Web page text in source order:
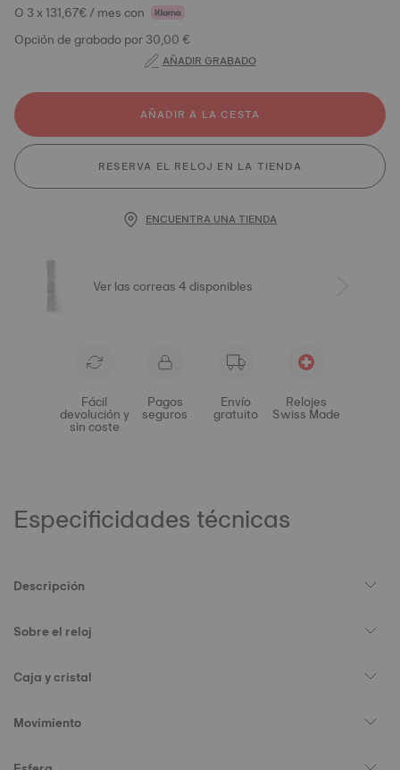
O 3 x 131,67€ / mes con
Opción de grabado por 30,00 €
AÑADIR GRABADO
AÑADIR A LA CESTA
RESERVA EL RELOJ EN LA TIENDA
ENCUENTRA UNA TIENDA
Ver las correas 4 disponibles
Fácil
devolución y
sin coste
Pagos
seguros
Envío
gratuito
Relojes
Swiss Made
Especificidades técnicas
Descripción
Sobre el reloj
Caja y cristal
Movimiento